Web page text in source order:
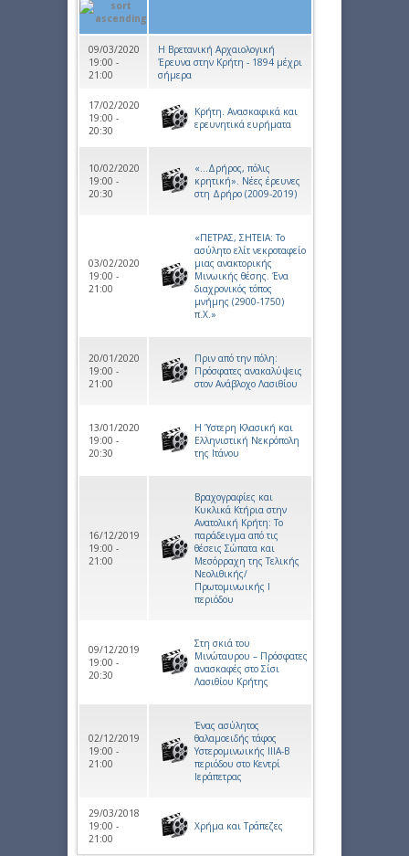
09/03/2020
19:00 -
21:00
Η Βρετανική Αρχαιολογική
Έρευνα στην Κρήτη - 1894 μέχρι
σήμερα
17/02/2020
19:00 -
20:30
Kρήτη. Ανασκαφικά και
ερευνητικά ευρήματα
10/02/2020
19:00 -
20:30
«…Δρήρος, πόλις
κρητική». Νέες έρευνες
στη Δρήρο (2009-2019)
03/02/2020
19:00 -
21:00
«ΠΕΤΡΑΣ, ΣΗΤΕΙΑ: Το
ασύλητο ελίτ νεκροταφείο
μιας ανακτορικής
Μινωικής θέσης. Ένα
διαχρονικός τόπος
μνήμης (2900-1750)
π.Χ.»​
20/01/2020
19:00 -
21:00
Πριν από την πόλη:
Πρόσφατες ανακαλύψεις
στον Ανάβλοχο Λασιθίου​
13/01/2020
19:00 -
20:30
Η Ύστερη Κλασική και
Ελληνιστική Νεκρόπολη
της Ιτάνου​
16/12/2019
19:00 -
21:00
Βραχογραφίες και
Κυκλικά Κτήρια στην
Ανατολική Κρήτη: Το
παράδειγμα από τις
θέσεις Σώπατα και
Μεσόρραχη της Τελικής
Νεολιθικής/
Πρωτομινωικής Ι
περιόδου
09/12/2019
19:00 -
20:30
Στη σκιά του
Μινώταυρου – Πρόσφατες
ανασκαφές στο Σίσι
Λασιθίου Κρήτης
02/12/2019
19:00 -
21:00
Ένας ασύλητος
θαλαμοειδής τάφος
Υστερομινωικής ΙΙΙΑ-Β
περιόδου στο Κεντρί
Ιεράπετρας
29/03/2018
19:00 -
21:00
Χρήμα και Τράπεζες